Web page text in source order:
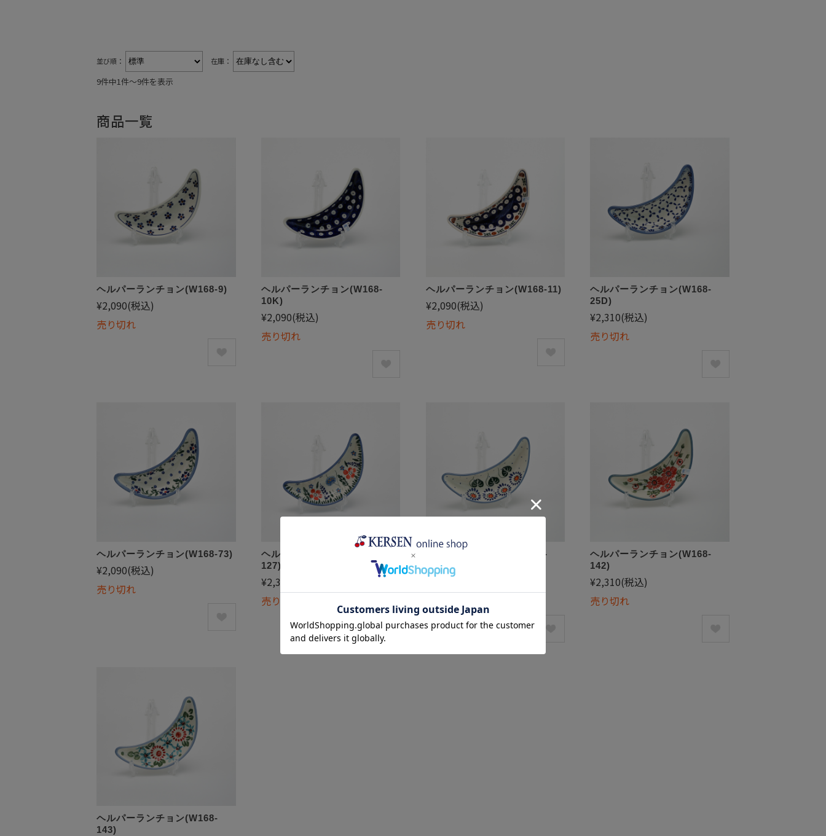
並び順： 在庫：
9件中1件〜9件を表示
商品一覧
ヘルパーランチョン(W168-9)
¥2,090(税込)
売り切れ
ヘルパーランチョン(W168-
10K)
¥2,090(税込)
売り切れ
ヘルパーランチョン(W168-11)
¥2,090(税込)
売り切れ
ヘルパーランチョン(W168-
25D)
¥2,310(税込)
売り切れ
ヘルパーランチョン(W168-73)
¥2,090(税込)
売り切れ
ヘルパーランチョン(W168-
127)
¥2,310
売り切れ
ヘルパーランチョン(W168-
132)
¥2,090
ヘルパーランチョン(W168-
142)
¥2,310(税込)
売り切れ
ヘルパーランチョン(W168-
143)